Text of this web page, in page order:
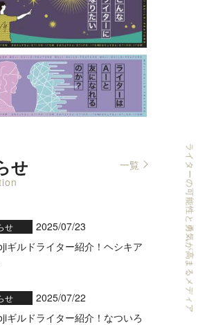
せ 一覧
せ
2025/07/23
ギルドライター紹介！ヘシキア
せ
2025/07/22
ギルドライター紹介！なついろ
ライターの可能性と勇気が高まるメディア